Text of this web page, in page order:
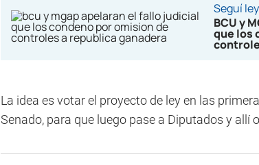
Seguí
BCU y
que los
La idea es votar el proyecto de ley en las
Senado, para que luego pase a Diputados y allí